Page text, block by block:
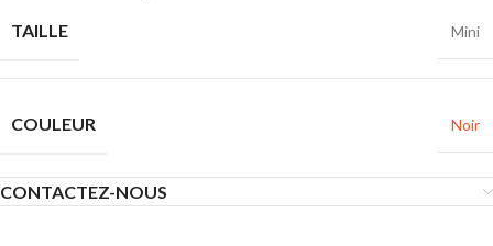
TAILLE
Mini
COULEUR Noir
CONTACTEZ-NOUS